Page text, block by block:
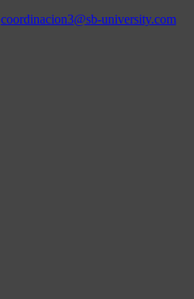
coordinacion3@sb-university.com